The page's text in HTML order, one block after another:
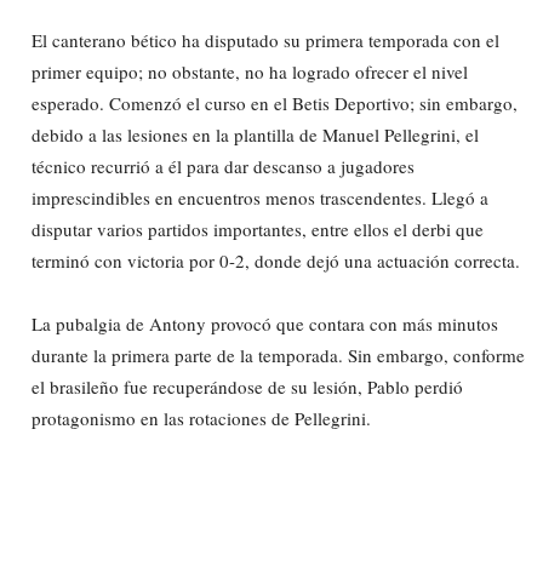
El canterano bético ha disputado su primera temporada con el
primer equipo; no obstante, no ha logrado ofrecer el nivel
esperado. Comenzó el curso en el Betis Deportivo; sin embargo,
debido a las lesiones en la plantilla de Manuel Pellegrini, el
técnico recurrió a él para dar descanso a jugadores
imprescindibles en encuentros menos trascendentes. Llegó a
disputar varios partidos importantes, entre ellos el derbi que
terminó con victoria por 0-2, donde dejó una actuación correcta.
La pubalgia de Antony provocó que contara con más minutos
durante la primera parte de la temporada. Sin embargo, conforme
el brasileño fue recuperándose de su lesión, Pablo perdió
protagonismo en las rotaciones de Pellegrini.